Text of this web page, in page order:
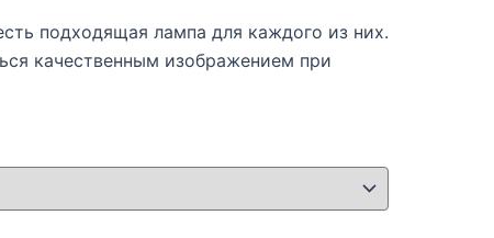
подходящая лампа для каждого из них.
качественным изображением при